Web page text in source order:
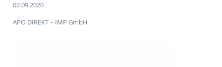
02.09.2020
APO DIREKT – IMP GmbH